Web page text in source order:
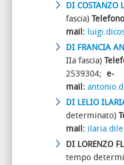
DI COSTANZO
fascia)
mail:
DI FRANCIA
IIa fascia)
2539304; e-
mail:
DI LELIO
determinato)
mail:
DI LORENZO
tempo